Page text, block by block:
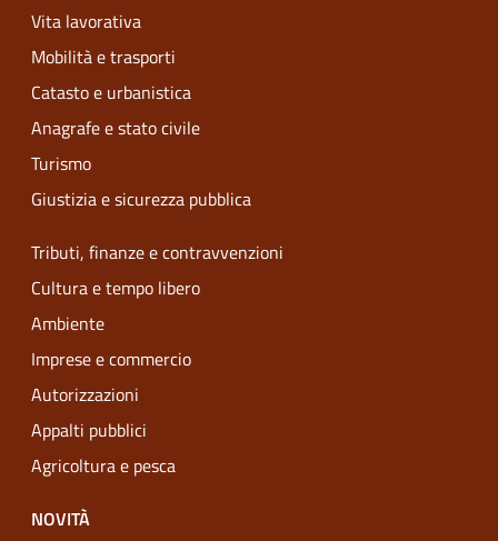
Vita lavorativa
Mobilità e trasporti
Catasto e urbanistica
Anagrafe e stato civile
Turismo
Giustizia e sicurezza pubblica
Tributi, finanze e contravvenzioni
Cultura e tempo libero
Ambiente
Imprese e commercio
Autorizzazioni
Appalti pubblici
Agricoltura e pesca
NOVITÀ